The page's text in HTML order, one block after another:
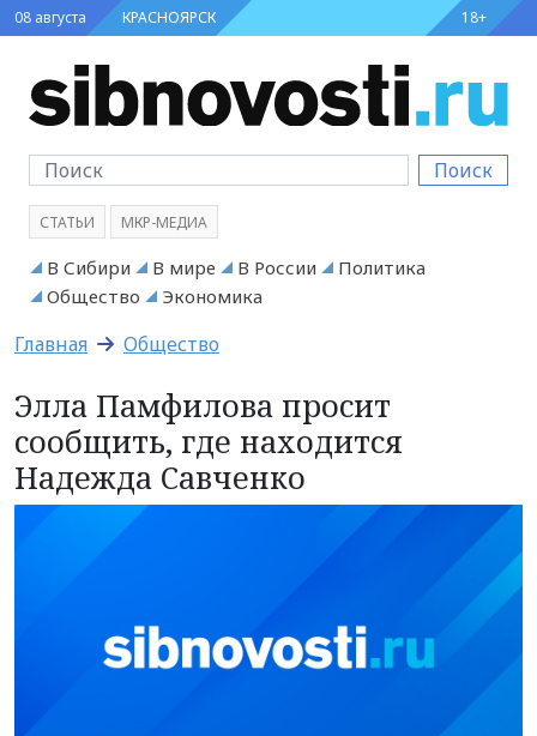
08 августа КРАСНОЯРСК 18+
Поиск
СТАТЬИ МКР-МЕДИА
В Сибири В мире В России
Политика
Общество
Экономика
Главная Общество
Элла Памфилова просит
сообщить, где находится
Надежда Савченко